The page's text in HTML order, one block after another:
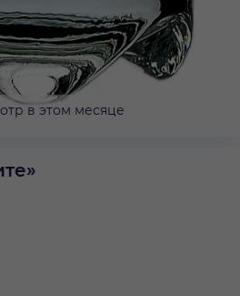
в этом месяце